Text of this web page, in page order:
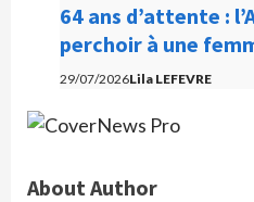
64 ans d’attente :
perchoir à une
29/07/2026Lila LEFEVRE
About Author